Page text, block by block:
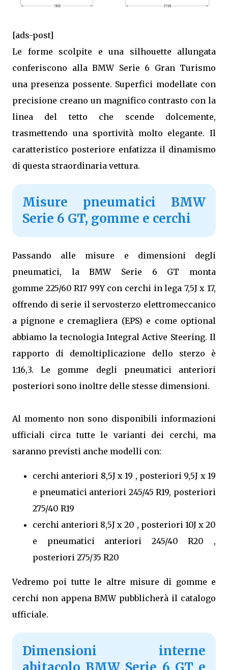
[ads-post]
Le forme scolpite e una silhouette allungata
conferiscono alla BMW Serie 6 Gran Turismo
una presenza possente. Superfici modellate con
precisione creano un magnifico contrasto con la
linea del tetto che scende dolcemente,
trasmettendo una sportività molto elegante. Il
caratteristico posteriore enfatizza il dinamismo
di questa straordinaria vettura.
Misure pneumatici BMW
Serie 6 GT, gomme e cerchi
Passando alle misure e dimensioni degli
pneumatici, la BMW Serie 6 GT monta
gomme 225/60 R17 99Y con cerchi in lega 7,5J x 17,
offrendo di serie il servosterzo elettromeccanico
a pignone e cremagliera (EPS) e come optional
abbiamo la tecnologia Integral Active Steering. Il
rapporto di demoltiplicazione dello sterzo è
1:16,3. Le gomme degli pneumatici anteriori
posteriori sono inoltre delle stesse dimensioni.
Al momento non sono disponibili informazioni
ufficiali circa tutte le varianti dei cerchi, ma
saranno previsti anche modelli con:
cerchi anteriori 8,5J x 19 , posteriori 9,5J x 19
e pneumatici anteriori 245/45 R19, posteriori
275/40 R19
cerchi anteriori 8,5J x 20 , posteriori 10J x 20
e pneumatici anteriori 245/40 R20 ,
posteriori 275/35 R20
Vedremo poi tutte le altre misure di gomme e
cerchi non appena BMW pubblicherà il catalogo
ufficiale.
Dimensioni interne